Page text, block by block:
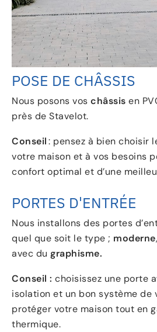
POSE DE CHÂSSIS
Nous posons vos châssis en
près de Stavelot.
Conseil: pensez à bien choisir
votre maison et à vos besoins
confort optimal et d’une
PORTES D'ENTRÉE
Nous installons des portes
quel que soit le type ; moderne,
avec du graphisme.
Conseil : choisissez une porte
isolation et un bon système de
protéger votre maison tout en
thermique.